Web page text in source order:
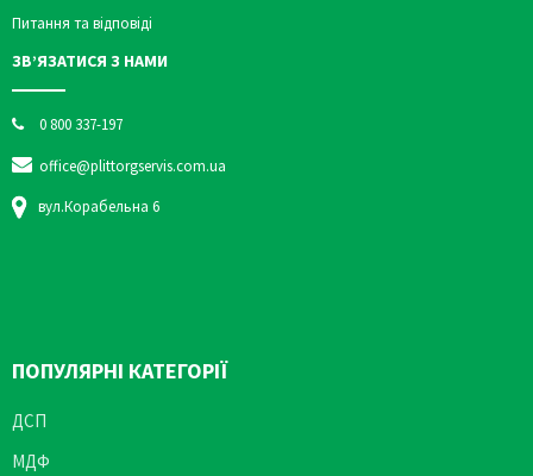
Питання та відповіді
ЗВ’ЯЗАТИСЯ З НАМИ
0 800 337-197
office@plittorgservis.com.ua
вул.Корабельна 6
ПОПУЛЯРНІ КАТЕГОРІЇ
ДСП
МДФ